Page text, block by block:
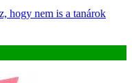
hogy nem is a tanárok